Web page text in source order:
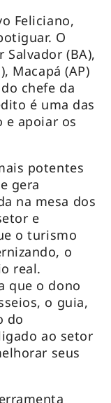
Feliciano,
O
(BA),
Macapá (AP)
chefe da
é uma das
apoiar os
potentes
gera
na mesa dos
e
o turismo
o
real.
que o dono
o guia,
do
ao setor
seus